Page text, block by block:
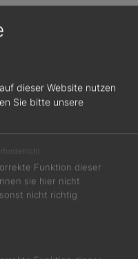
dieser Website nutzen
Sie bitte unsere
Funktion dieser
sie hier nicht
nicht richtig